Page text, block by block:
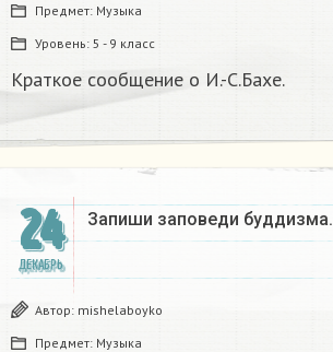
Предмет: Музыка
Уровень: 5 - 9 класс
Краткое сообщение о И.-С.Бахе.
24
ДЕКАБРЬ
Запиши заповеди буддизма.​
Автор: mishelaboyko
Предмет: Музыка